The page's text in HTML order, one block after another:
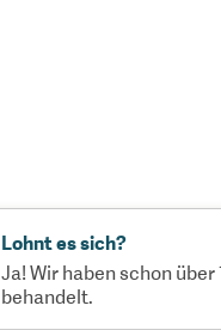
Lohnt es sich?
Ja! Wir haben schon
behandelt.